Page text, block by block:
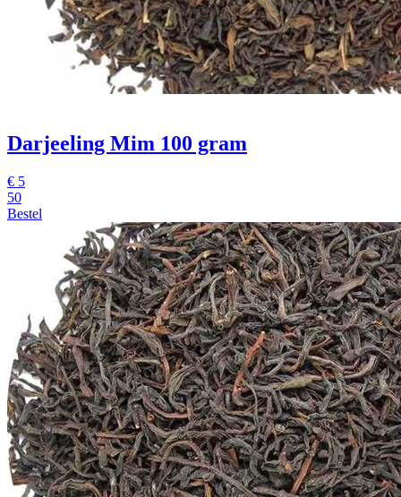
Darjeeling Mim 100 gram
€ 5
50
Bestel